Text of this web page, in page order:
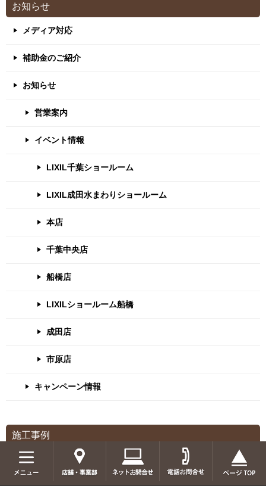
お知らせ
メディア対応
補助金のご紹介
お知らせ
営業案内
イベント情報
LIXIL千葉ショールーム
LIXIL成田水まわりショールーム
本店
千葉中央店
船橋店
LIXILショールーム船橋
成田店
市原店
キャンペーン情報
施工事例
戸建住宅